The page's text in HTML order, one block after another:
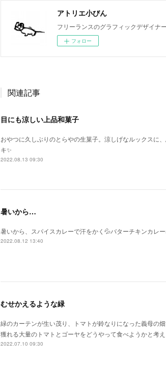
アトリエ小びん
フリーランスのグラフィックデザイナ
フォロー
関連記事
目にも涼しい上品和菓子
おやつに久しぶりのとらやの生菓子。涼しげなルックスに
キ✨
2022.08.13 09:30
暑いから…
暑いから、スパイスカレーで汗をかく💦バターチキンカレ
2022.08.12 13:40
むせかえるような緑
緑のカーテンが生い茂り、トマトが鈴なりになった義母の
獲れる大量のトマトとゴーヤをどうやって食べようかと考え
2022.07.10 09:30